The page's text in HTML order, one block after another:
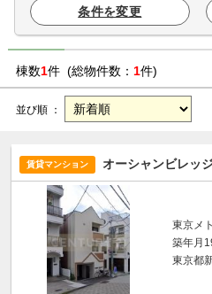
条件を変更
棟数1件 (総物件数： 1件)
並び順 ：
賃貸マンション オーシャンビレッ
東京メ
築年月
東京都